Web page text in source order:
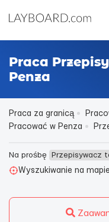
Praca
Penza
Praca za granicą
Pracować w Penza
Na prośbę Przepisywacz
Wyszukiwanie na mapie